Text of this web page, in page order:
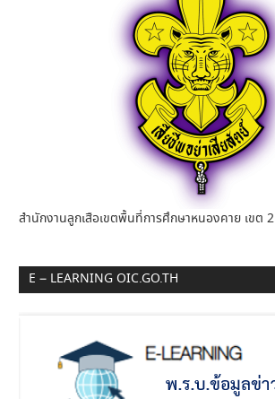
สำนักงานลูกเสือเขตพื้นที่การศึกษาหนองคาย เขต 2
E – LEARNING OIC.GO.TH